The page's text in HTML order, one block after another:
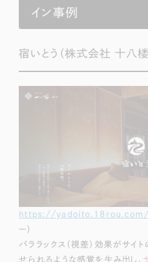
イン事例
宿いとう（株式会社 十八楼
https://yadoito.18rou.com/
ー）
パララックス（視差）効果がサイ
せられるような感覚を生み出し、